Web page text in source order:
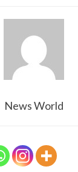
News World